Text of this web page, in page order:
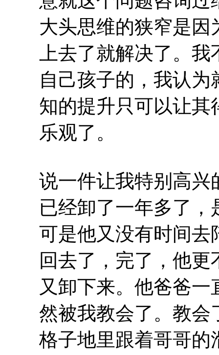
大头思维的狭窄是
上去了就解决了。
自己孩子的，我认
知的提升只可以让其
乐观了。
说一件让我特别高兴
已经卸了一年多了
可是他又没有时间去
回去了，完了，他
又卸下来。他爸爸
然被我教会了。教会
格子地里跟着哥哥的